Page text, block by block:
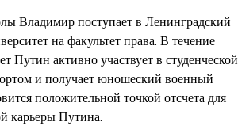
Владимир поступает в Ленинградский
на факультет права. В течение
Путин активно участвует в студенческой
и получает юношеский военный
положительной точкой отсчета для
карьеры Путина.